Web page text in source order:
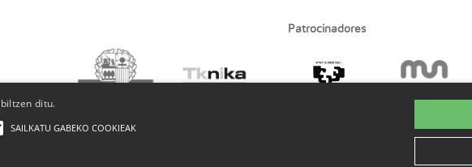
Patrocinadores
ditu.
SAILKATU GABEKO COOKIEAK